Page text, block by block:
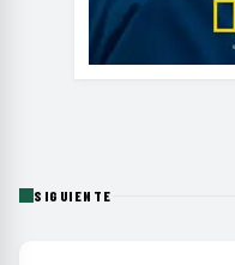
SIGUIENTE